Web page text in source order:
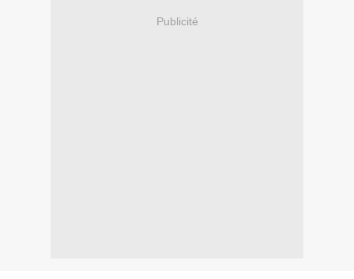
Publicité